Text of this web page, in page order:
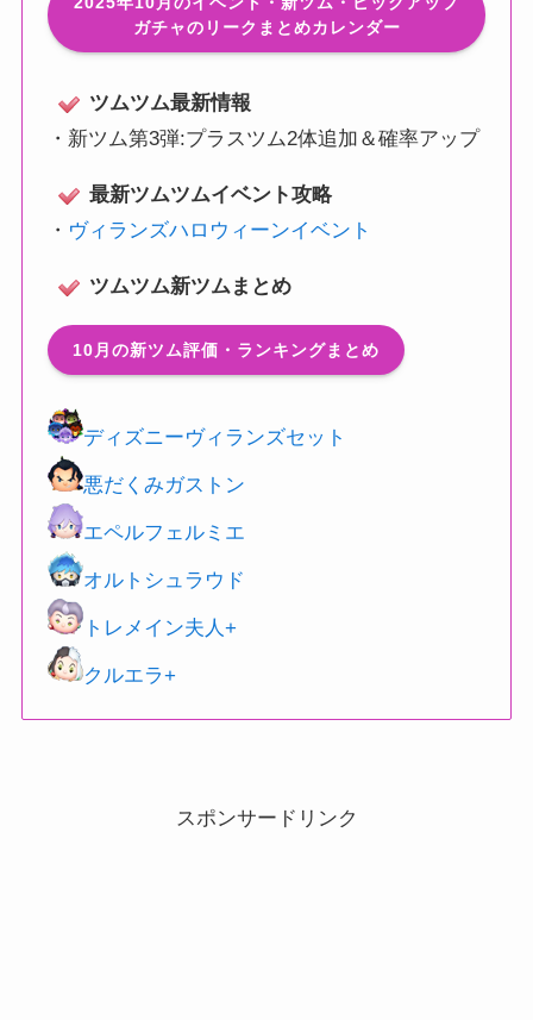
ガチャのリークまとめカレンダー
ツムツム最新情報
・ 新ツム第3弾:プラスツム2体追加＆確率アップ
最新ツムツムイベント攻略
・ ヴィランズハロウィーンイベント
ツムツム新ツムまとめ
10月の新ツム評価・ランキングまとめ
ディズニーヴィランズセット
悪だくみガストン
エペルフェルミエ
オルトシュラウド
トレメイン夫人+
クルエラ+
スポンサードリンク